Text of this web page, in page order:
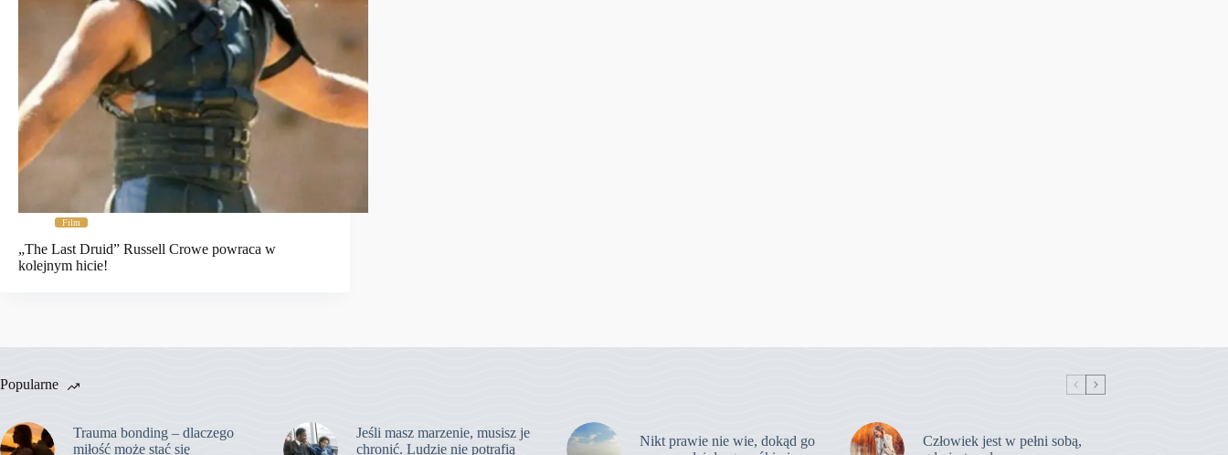
Film
„The Last Druid” Russell Crowe powraca w
kolejnym hicie!
Popularne
Trauma bonding – dlaczego
miłość może stać się
Jeśli masz marzenie, musisz je
chronić. Ludzie nie potrafią
Nikt prawie nie wie, dokąd go
Człowiek jest w pełni sobą,